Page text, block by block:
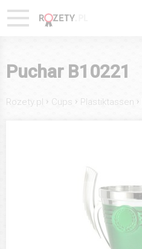
Puchar B10221
Rozety.pl › Cups › Plastiktassen ›